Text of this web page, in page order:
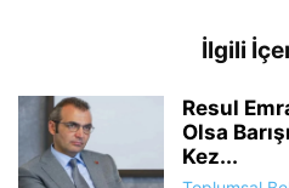
İlgili
Resul
Olsa
Kez...